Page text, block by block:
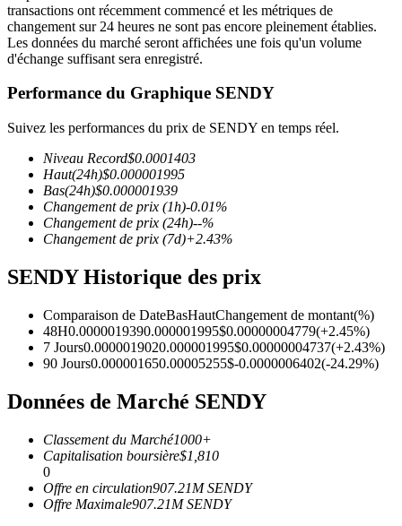
Futures COIN-M
Contrats à terme sur crypto-monnaie
TradFi
premières
Futures USDC
transactions ont récemment commencé et les métriques de
changement sur 24 heures ne sont pas encore pleinement établies.
Les données du marché seront affichées une fois qu'un volume
d'échange suffisant sera enregistré.
Performance du Graphique SENDY
Suivez les performances du prix de SENDY en temps réel.
Niveau Record$0.0001403
Haut(24h)$0.000001995
Bas(24h)$0.000001939
Changement de prix (1h)-0.01%
Changement de prix (24h)--%
Changement de prix (7d)+2.43%
SENDY Historique des prix
Comparaison de DateBasHautChangement de montant(%)
48H0.0000019390.000001995$0.00000004779(+2.45%)
7 Jours0.0000019020.000001995$0.00000004737(+2.43%)
90 Jours0.000001650.00005255$-0.0000006402(-24.29%)
Données de Marché SENDY
Classement du Marché1000+
Capitalisation boursière$1,810
0
Offre en circulation907.21M SENDY
Offre Maximale907.21M SENDY